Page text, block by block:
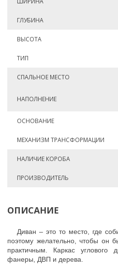
ГЛУБИНА
ВЫСОТА
ТИП
СПАЛЬНОЕ МЕСТО
НАПОЛНЕНИЕ
ОСНОВАНИЕ
МЕХАНИЗМ ТРАНСФОРМАЦИИ
НАЛИЧИЕ КОРОБА
ПРОИЗВОДИТЕЛЬ
ОПИСАНИЕ
Диван – это то место, где
поэтому желательно, чтобы он
практичным. Каркас углового
фанеры, ДВП и дерева.